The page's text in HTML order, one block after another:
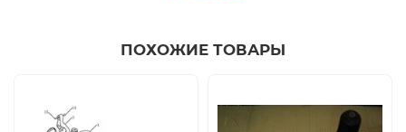
ПОХОЖИЕ ТОВАРЫ